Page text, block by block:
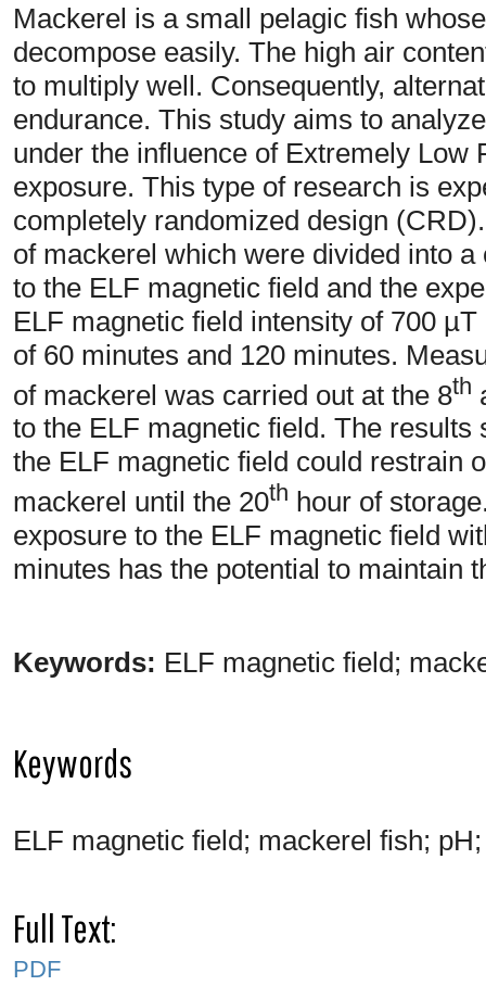
Mackerel is a small pelagic fish
decompose easily. The high air
to multiply well. Consequently,
endurance. This study aims to
under the influence of Extremely Low
exposure. This type of research is
completely randomized design
of mackerel which were divided into
to the ELF magnetic field and the
ELF magnetic field intensity of 700
of 60 minutes and 120 minutes.
of mackerel was carried out at the 8th
to the ELF magnetic field. The
the ELF magnetic field could restrain
mackerel until the 20th hour of
exposure to the ELF magnetic field
minutes has the potential to maintain
Keywords: ELF magnetic field;
Keywords
ELF magnetic field; mackerel fish;
Full Text:
PDF